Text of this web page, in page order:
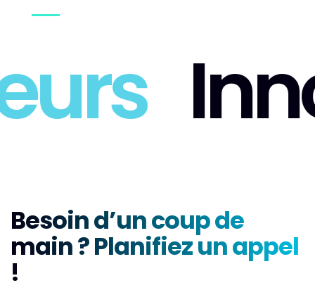
Besoin d’un coup de
main ? Planifiez un appel
!